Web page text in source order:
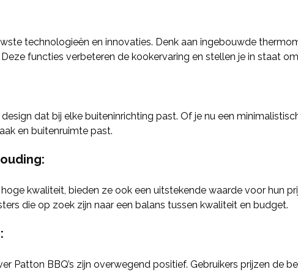
technologieën en innovaties. Denk aan ingebouwde
functies verbeteren de kookervaring en stellen je in staat
dat bij elke buiteninrichting past. Of je nu een
en buitenruimte past.
kwaliteit, bieden ze ook een uitstekende waarde voor hun
die op zoek zijn naar een balans tussen kwaliteit en budget.
Patton BBQ’s zijn overwegend positief. Gebruikers prijzen de